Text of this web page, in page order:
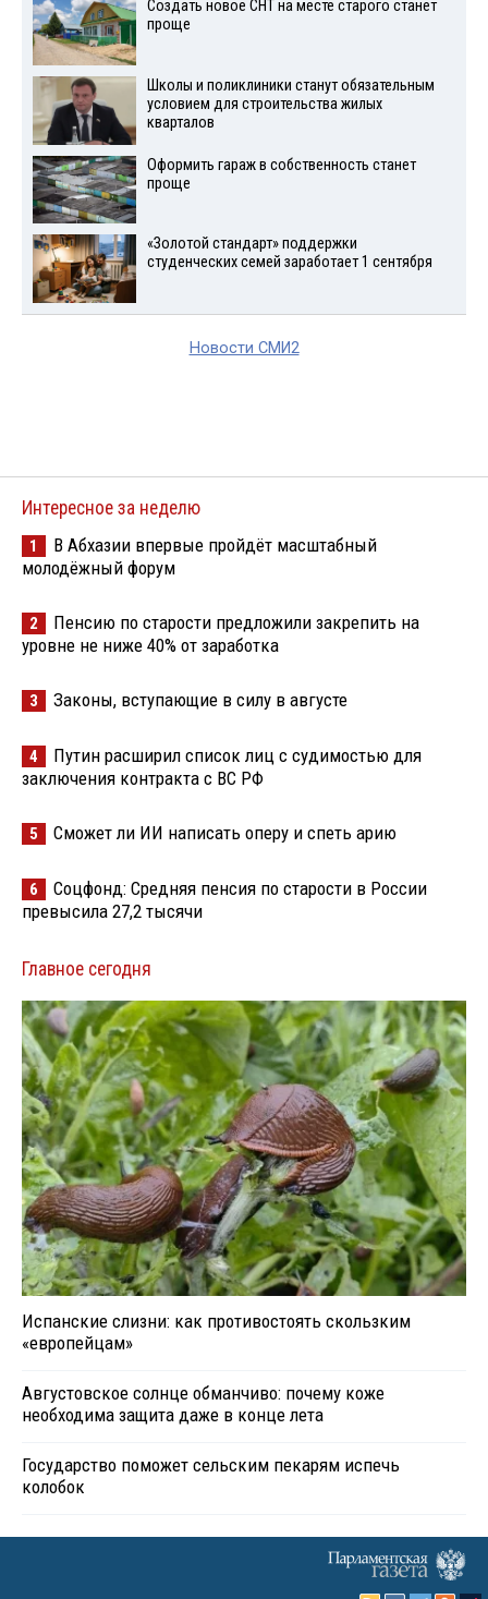
Создать новое СНТ на месте старого станет
проще
Школы и поликлиники станут обязательным
условием для строительства жилых
кварталов
Оформить гараж в собственность станет
проще
«Золотой стандарт» поддержки
студенческих семей заработает 1 сентября
Новости СМИ2
Интересное за неделю
1
В Абхазии впервые пройдёт масштабный
молодёжный форум
2
Пенсию по старости предложили закрепить на
уровне не ниже 40% от заработка
3 Законы, вступающие в силу в августе
4
Путин расширил список лиц с судимостью для
заключения контракта с ВС РФ
5 Сможет ли ИИ написать оперу и спеть арию
6
Соцфонд: Средняя пенсия по старости в России
превысила 27,2 тысячи
Главное сегодня
Испанские слизни: как противостоять скользким
«европейцам»
Августовское солнце обманчиво: почему коже
необходима защита даже в конце лета
Государство поможет сельским пекарям испечь
колобок